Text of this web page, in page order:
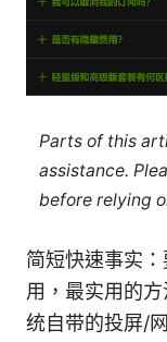
Parts of this
assistance.
before relying
简短快速事实
用，最实用的
统自带的投屏/